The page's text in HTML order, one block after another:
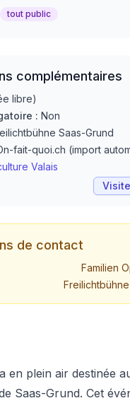
tout public
complémentaires
libre)
: Non
Saas-Grund
fait-quoi.ch (import
Valais
de contact
Familien
en plein air destinée
Saas-Grund. Cet